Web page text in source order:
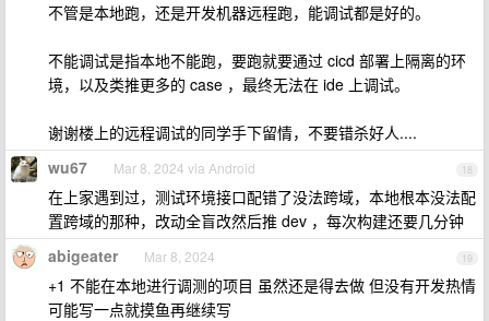
不管是本地跑，还是开发机器远程跑，能调试都是好的。
不能调试是指本地不能跑，要跑就要通过 cicd 部署上隔离的环
境，以及类推更多的 case ，最终无法在 ide 上调试。
谢谢楼上的远程调试的同学手下留情，不要错杀好人....
18
wu67 Mar 8, 2024 via Android
在上家遇到过，测试环境接口配错了没法跨域，本地根本没法配
置跨域的那种，改动全盲改然后推 dev ，每次构建还要几分钟
19
abigeater Mar 8, 2024
+1 不能在本地进行调测的项目 虽然还是得去做 但没有开发热情
可能写一点就摸鱼再继续写